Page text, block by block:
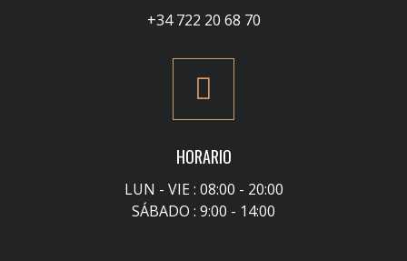
+34 722 20 68 70
HORARIO
LUN - VIE : 08:00 - 20:00
SÁBADO : 9:00 - 14:00